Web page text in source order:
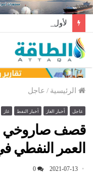
الرئيسية / عاجل
عاجل أخبار الغاز أخبار النفط غاز
قصف صاروخي
العمر النفطي
2021-07-13
0